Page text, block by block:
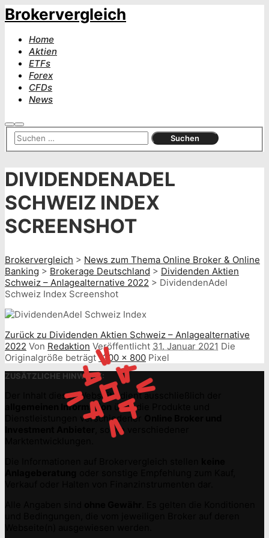
Brokervergleich
Home
Aktien
ETFs
Forex
CFDs
News
Suchen
Hauptmenü
DIVIDENDENADEL
SCHWEIZ INDEX
SCREENSHOT
Brokervergleich > News zum Thema Online Broker & Online
Banking > Brokerage Deutschland > Dividenden Aktien
Schweiz – Anlagealternative 2022 > DividendenAdel
Schweiz Index Screenshot
Zurück zu Dividenden Aktien Schweiz – Anlagealternative
2022 Von Redaktion Veröffentlicht 31. Januar 2021 Die
Originalgröße beträgt1200 × 800 Pixel
ZUSÄTZLICHE HINWEISE:
Der Inhalt dieser Webseite dient ausschließlich der
allgemeinen Information
über die Produkte und
Dienstleistungen verschiedener
, sowie verschiedener